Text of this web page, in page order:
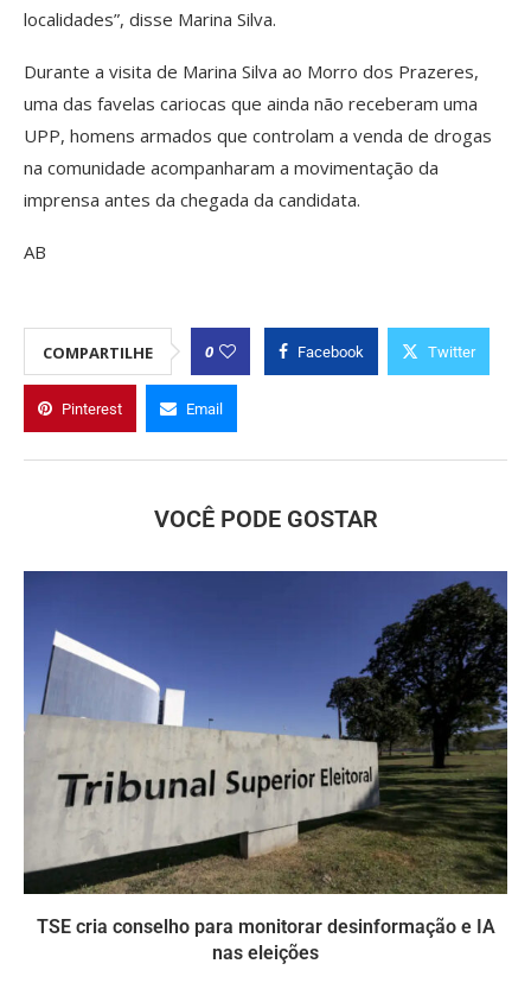
localidades”, disse Marina Silva.
Durante a visita de Marina Silva ao Morro dos Prazeres,
uma das favelas cariocas que ainda não receberam uma
UPP, homens armados que controlam a venda de drogas
na comunidade acompanharam a movimentação da
imprensa antes da chegada da candidata.
AB
COMPARTILHE 0 Facebook Twitter
Pinterest Email
VOCÊ PODE GOSTAR
TSE cria conselho para monitorar desinformação e IA
nas eleições